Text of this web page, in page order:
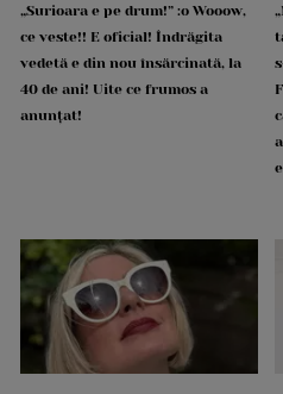
„Surioara e pe drum!” :o Wooow,
ce veste!! E oficial! Îndrăgita
vedetă e din nou însărcinată, la
40 de ani! Uite ce frumos a
anunțat!